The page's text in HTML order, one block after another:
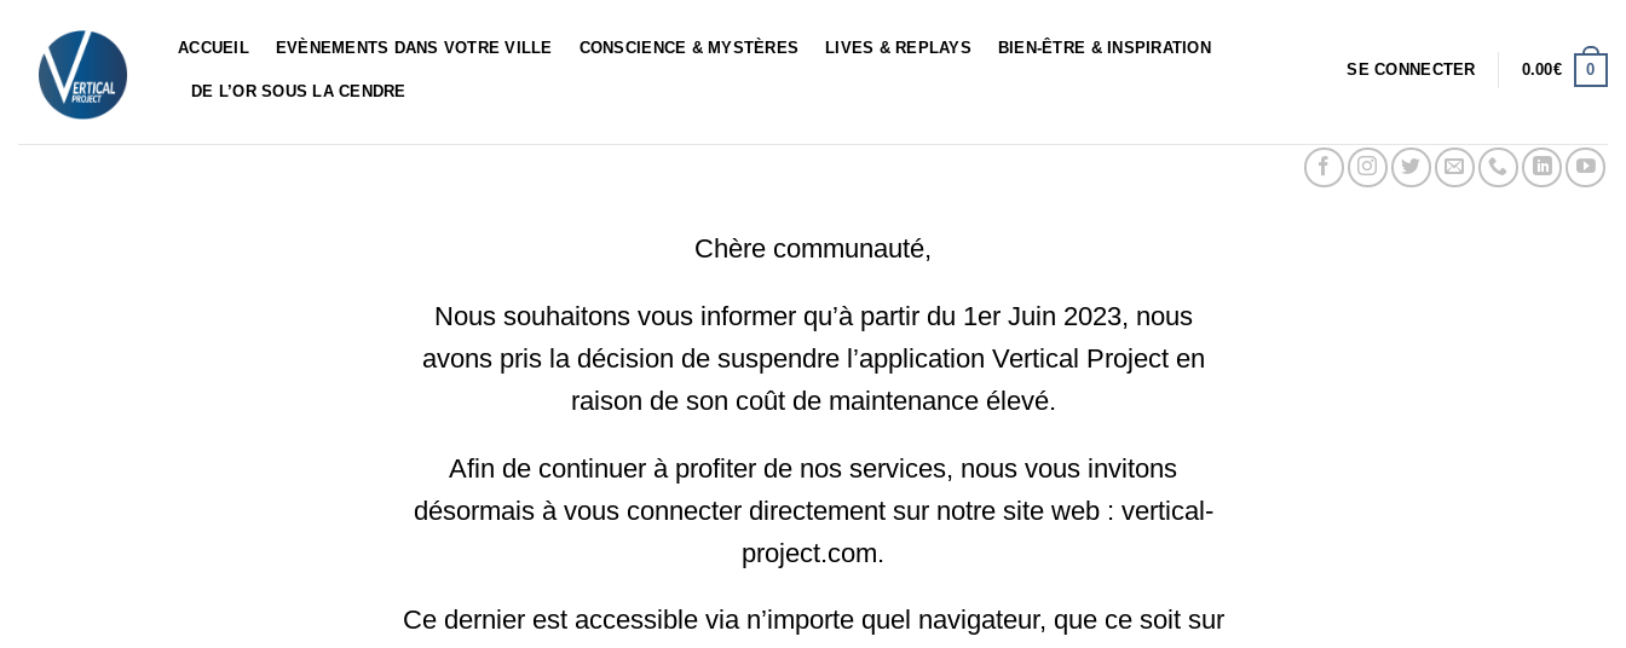
contenu
ACCUEIL EVÈNEMENTS DANS VOTRE VILLE CONSCIENCE & MYSTÈRES LIVES & REPLAYS BIEN-ÊTRE & INSPIRATION
DE L’OR SOUS LA CENDRE
SE CONNECTER 0.00€ 0
Chère communauté,
Nous souhaitons vous informer qu’à partir du 1er Juin 2023, nous
avons pris la décision de suspendre l’application Vertical Project en
raison de son coût de maintenance élevé.
Afin de continuer à profiter de nos services, nous vous invitons
désormais à vous connecter directement sur notre site web : vertical-
project.com.
Ce dernier est accessible via n’importe quel navigateur, que ce soit sur